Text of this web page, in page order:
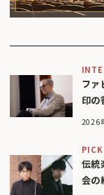
ファ
印の
2026
伝統
会の